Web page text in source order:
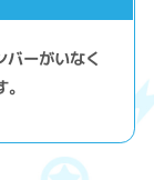
ーがいなく